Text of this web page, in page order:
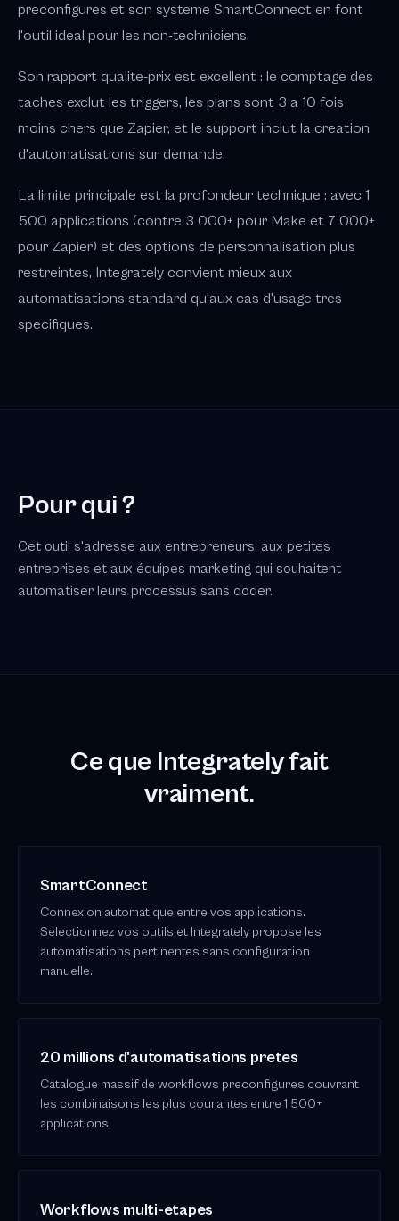
preconfigures et son systeme SmartConnect en font
l'outil ideal pour les non-techniciens.
Son rapport qualite-prix est excellent : le comptage des
taches exclut les triggers, les plans sont 3 a 10 fois
moins chers que Zapier, et le support inclut la creation
d'automatisations sur demande.
La limite principale est la profondeur technique : avec 1
500 applications (contre 3 000+ pour Make et 7 000+
pour Zapier) et des options de personnalisation plus
restreintes, Integrately convient mieux aux
automatisations standard qu'aux cas d'usage tres
specifiques.
Pour qui ?
Cet outil s'adresse aux entrepreneurs, aux petites
entreprises et aux équipes marketing qui souhaitent
automatiser leurs processus sans coder.
Ce que Integrately fait
vraiment.
SmartConnect
Connexion automatique entre vos applications.
Selectionnez vos outils et Integrately propose les
automatisations pertinentes sans configuration
manuelle.
20 millions d'automatisations pretes
Catalogue massif de workflows preconfigures couvrant
les combinaisons les plus courantes entre 1 500+
applications.
Workflows multi-etapes